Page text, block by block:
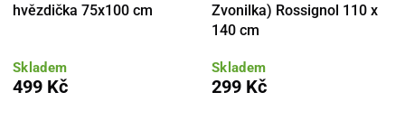
hvězdička 75x100 cm
Skladem
499 Kč
Zvonilka) Rossignol 110 x
140 cm
Skladem
299 Kč